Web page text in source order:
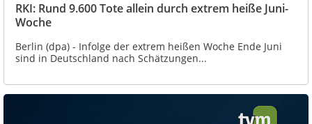
RKI: Rund 9.600 Tote allein durch extrem heiße Juni-
Woche
Berlin (dpa) - Infolge der extrem heißen Woche Ende Juni
sind in Deutschland nach Schätzungen...